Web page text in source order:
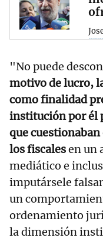
"No puede
motivo de lucro,
como finalidad
institución por él
que
los fiscalesen un
mediático e
imputársele
un
ordenamiento
la dimensión